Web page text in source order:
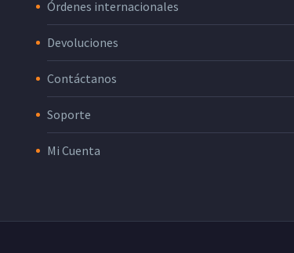
Órdenes internacionales
Devoluciones
Contáctanos
Soporte
Mi Cuenta